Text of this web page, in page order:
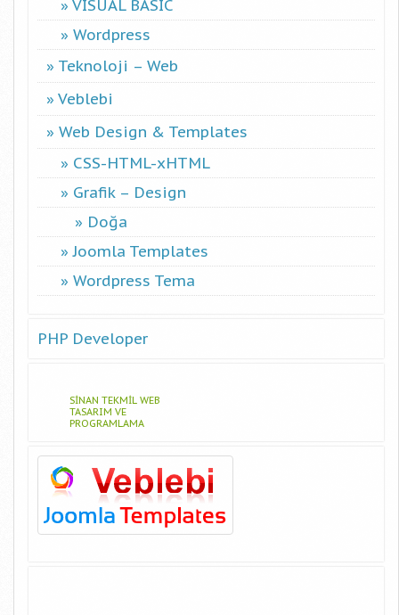
VISUAL BASIC
Wordpress
Teknoloji – Web
Veblebi
Web Design & Templates
CSS-HTML-xHTML
Grafik – Design
Doğa
Joomla Templates
Wordpress Tema
PHP Developer
SINAN TEKMIL WEB
TASARIM VE
PROGRAMLAMA